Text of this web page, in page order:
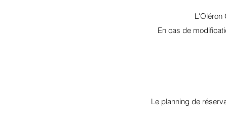
L'Oléron
En cas de
Le planning de